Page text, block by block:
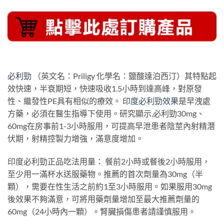
必利勁 （英文名：Priligy 化學名：鹽酸達泊西汀）其特點起
效快速，半衰期短，快速吸收1.5小時到達高峰，對原發
性、繼發性PE具有相似的療效。 印度必利勁效果是早洩處
方藥，必須在醫生指導下使用。研究顯示,必利勁30mg、
60mg在房事前1-3小時服用，可提高早泄患者陰莖內射精潛
伏期，射精控製力增強，滿意度增加。
印度必利勁正品吃法用量： 餐前2小時或餐後2小時服用，
至少用一滿杯水送服藥物。推薦的首次劑量為30mg（半
顆），需要在性生活之前約1至3小時服用。如果服用30mg
後效果不夠滿意，可將用藥劑量增加至最大推薦劑量的
60mg（24小時內一顆）。腎臟損傷患者請謹慎服用。